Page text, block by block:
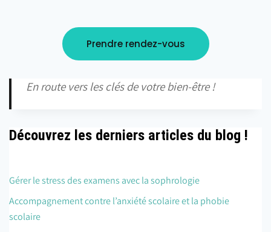
Prendre rendez-vous
En route vers les clés de votre bien-être !
Découvrez les derniers articles du blog !
Gérer le stress des examens avec la sophrologie
Accompagnement contre l’anxiété scolaire et la phobie
scolaire